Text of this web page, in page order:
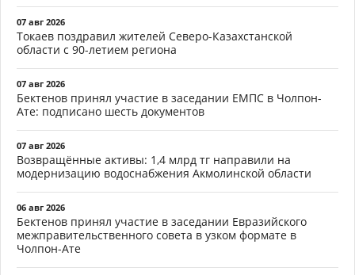
07 авг 2026
Токаев поздравил жителей Северо-Казахстанской
области с 90-летием региона
07 авг 2026
Бектенов принял участие в заседании ЕМПС в Чолпон-
Ате: подписано шесть документов
07 авг 2026
Возвращённые активы: 1,4 млрд тг направили на
модернизацию водоснабжения Акмолинской области
06 авг 2026
Бектенов принял участие в заседании Евразийского
межправительственного совета в узком формате в
Чолпон-Ате